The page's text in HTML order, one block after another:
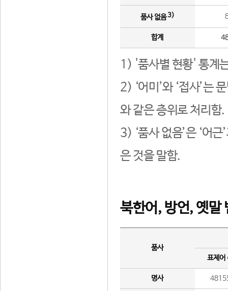
품사 없음3)
합계
1) '품사별 현황' 통계
2) ‘어미’와 ‘접사’는
와 같은 층위로 처리함.
3) ‘품사 없음’은 ‘어
은 것을 말함.
북한어, 방언, 옛말
품사
표제어
명사